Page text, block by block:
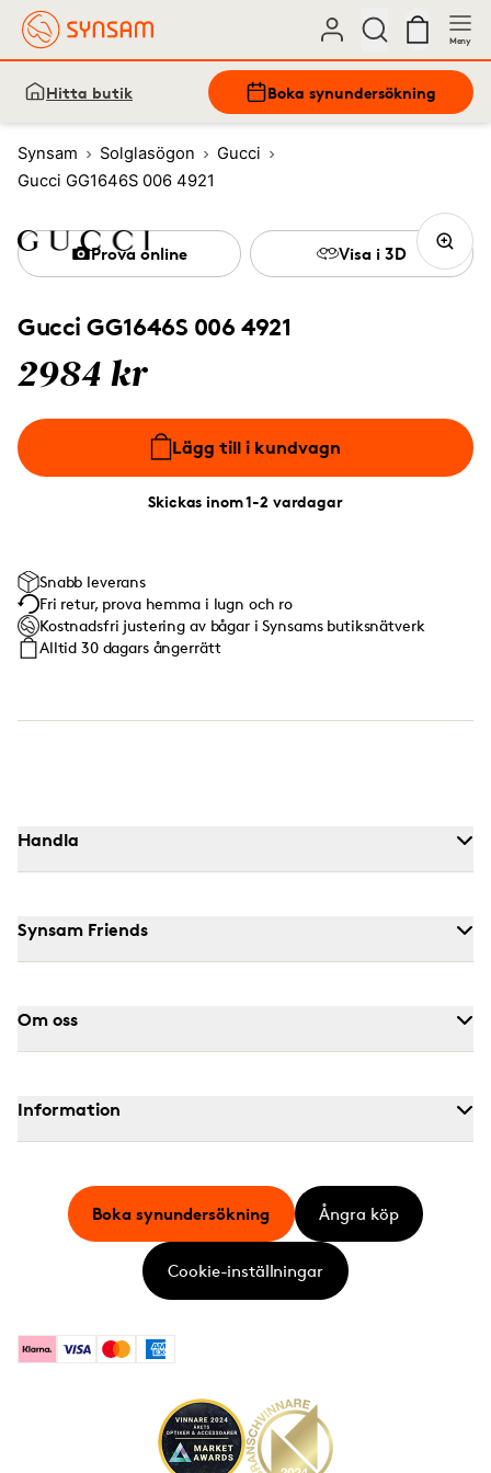
Meny
Hitta butik Boka synundersökning
Synsam Solglasögon
Gucci
Gucci GG1646S 006 4921
Gucci GG1646S 006 4921
2984 kr
Lägg till i kundvagn
Skickas inom 1-2 vardagar
Prova online Visa i 3D
Snabb leverans
Fri retur, prova hemma i lugn och ro
Kostnadsfri justering av bågar i Synsams butiksnätverk
Alltid 30 dagars ångerrätt
Handla
Synsam Friends
Om oss
Information
KlarnaVisa MastercardAmerican Express
Boka synundersökning Ångra köp
Cookie-inställningar